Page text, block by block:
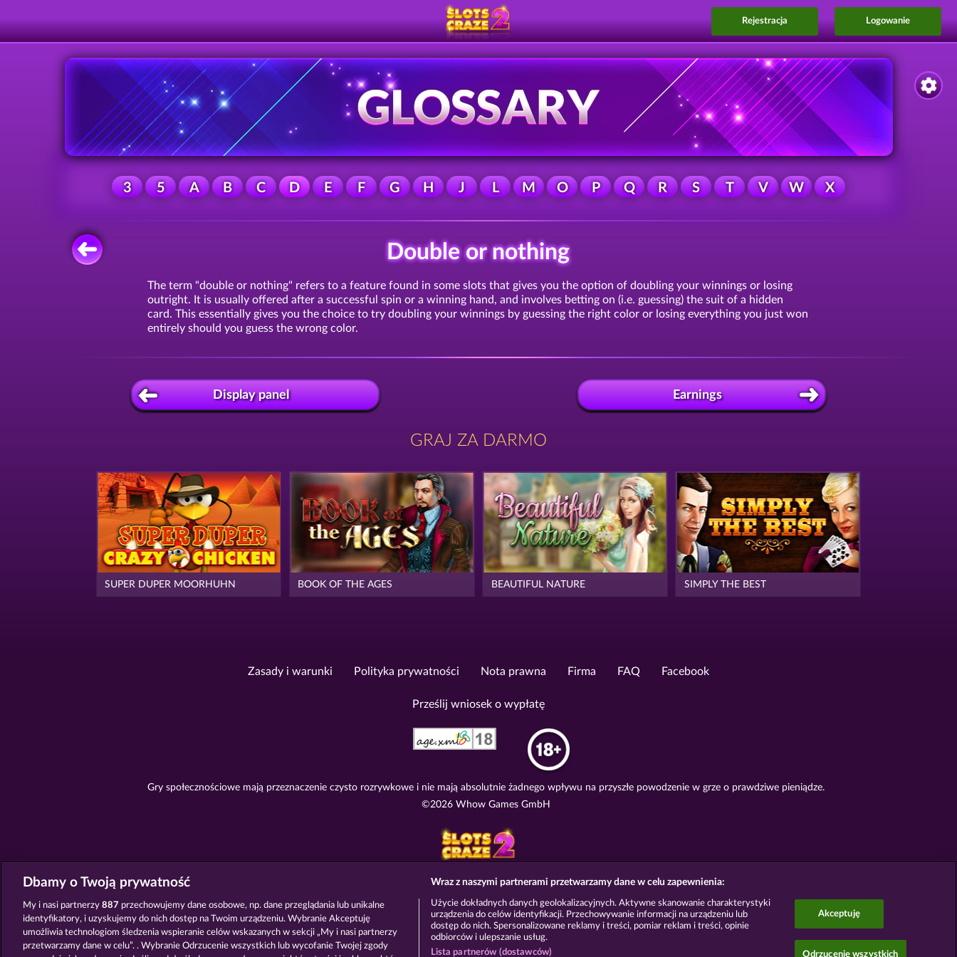
Rejestracja Logowanie
3 5 A B C D E F G H J L M O P Q R S T V W X
Double or nothing
The term "double or nothing" refers to a feature found in some slots that gives you the option of doubling your winnings or losing
outright. It is usually offered after a successful spin or a winning hand, and involves betting on (i.e. guessing) the suit of a hidden
card. This essentially gives you the choice to try doubling your winnings by guessing the right color or losing everything you just won
entirely should you guess the wrong color.
Display panel Earnings
GRAJ ZA DARMO
SUPER DUPER MOORHUHN BOOK OF THE AGES BEAUTIFUL NATURE SIMPLY THE BEST
Zasady i warunki Polityka prywatności Nota prawna Firma FAQ Facebook
Prześlij wniosek o wypłatę
Gry społecznościowe mają przeznaczenie czysto rozrywkowe i nie mają absolutnie żadnego wpływu na przyszłe powodzenie w grze o prawdziwe pieniądze.
©2026 Whow Games GmbH
Dbamy o Twoją prywatność
My i nasi partnerzy 887 przechowujemy dane osobowe, np. dane przeglądania lub unikalne
identyfikatory, i uzyskujemy do nich dostęp na Twoim urządzeniu. Wybranie Akceptuję
umożliwia technologiom śledzenia wspieranie celów wskazanych w sekcji „My i nasi partnerzy
przetwarzamy dane w celu”. . Wybranie Odrzucenie wszystkich lub wycofanie Twojej zgody
Wraz z naszymi partnerami przetwarzamy dane w celu zapewnienia:
Użycie dokładnych danych geolokalizacyjnych. Aktywne skanowanie charakterystyki
urządzenia do celów identyfikacji. Przechowywanie informacji na urządzeniu lub
dostęp do nich. Spersonalizowane reklamy i treści, pomiar reklam i treści, opinie
odbiorców i ulepszanie usług.
Lista partnerów (dostawców)
Akceptuję
Odrzucenie wszystkich